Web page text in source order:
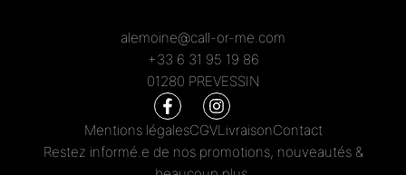
alemoine@call-or-me.com
+33 6 31 95 19 86
01280 PREVESSIN
Mentions légalesCGVLivraisonContact
Restez informé.e de nos promotions, nouveautés &